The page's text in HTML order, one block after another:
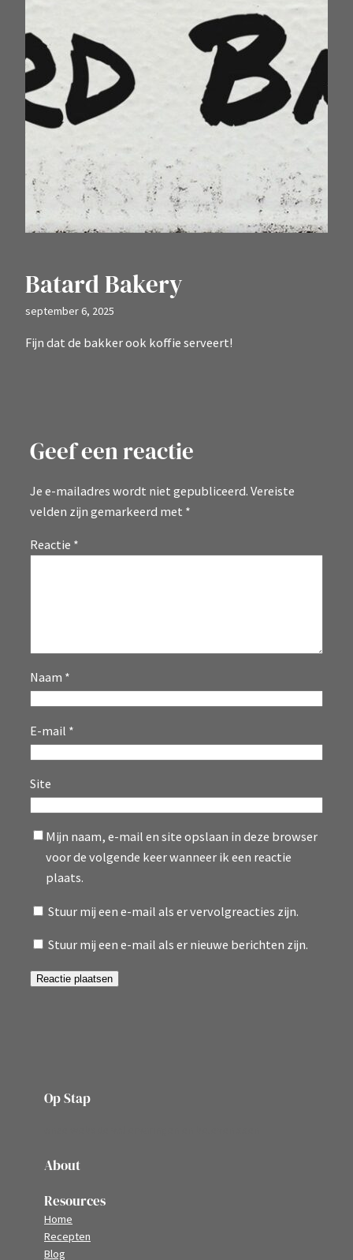
Batard Bakery
september 6, 2025
Fijn dat de bakker ook koffie serveert!
Geef een reactie
Je e-mailadres wordt niet gepubliceerd. Vereiste
velden zijn gemarkeerd met *
Reactie *
Naam *
E-mail *
Site
Mijn naam, e-mail en site opslaan in deze browser
voor de volgende keer wanneer ik een reactie
plaats.
Stuur mij een e-mail als er vervolgreacties zijn.
Stuur mij een e-mail als er nieuwe berichten zijn.
Op Stap
About
Resources
Home
Recepten
Blog